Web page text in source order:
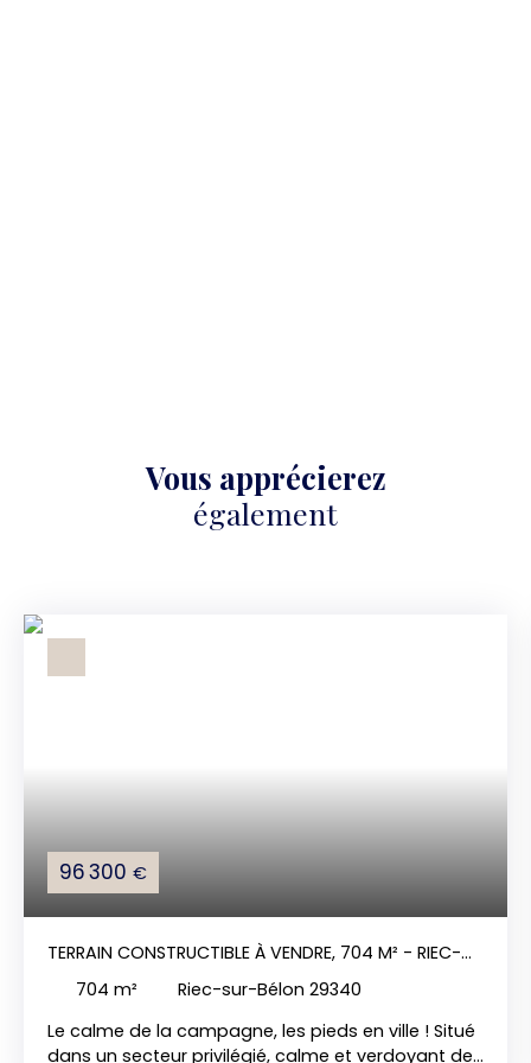
Vous apprécierez
également
96 300 €
TERRAIN CONSTRUCTIBLE À VENDRE, 704 M² - RIEC-
SUR-BÉLON 29340
704 m²
Riec-sur-Bélon 29340
Le calme de la campagne, les pieds en ville ! Situé
dans un secteur privilégié, calme et verdoyant de